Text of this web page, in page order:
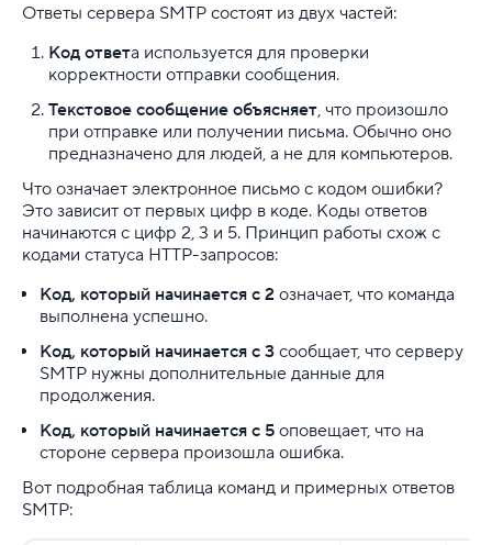
Ответы сервера SMTP состоят из двух частей:
Код ответа используется для проверки
корректности отправки сообщения.
Текстовое сообщение объясняет, что произошло
при отправке или получении письма. Обычно оно
предназначено для людей, а не для компьютеров.
Что означает электронное письмо с кодом ошибки?
Это зависит от первых цифр в коде. Коды ответов
начинаются с цифр 2, 3 и 5. Принцип работы схож с
кодами статуса HTTP-запросов:
Код, который начинается с 2 означает, что команда
выполнена успешно.
Код, который начинается с 3 сообщает, что серверу
SMTP нужны дополнительные данные для
продолжения.
Код, который начинается с 5 оповещает, что на
стороне сервера произошла ошибка.
Вот подробная таблица команд и примерных ответов
SMTP: